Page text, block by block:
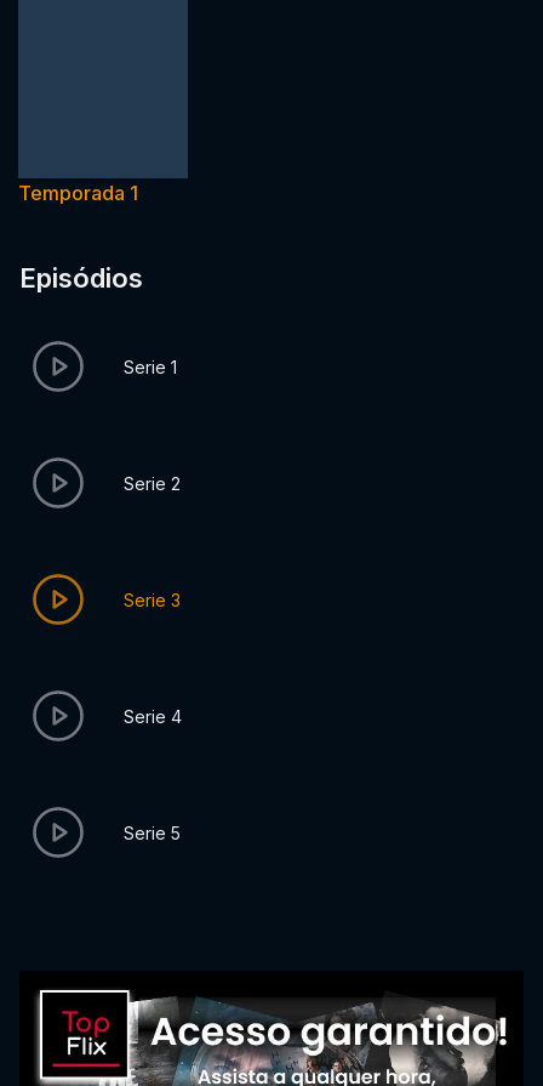
Temporada 1
Episódios
Serie 1
Serie 2
Serie 3
Serie 4
Serie 5